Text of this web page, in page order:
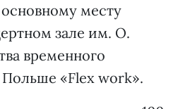
месту
зале им. О.
временного
Польше «Flex work».